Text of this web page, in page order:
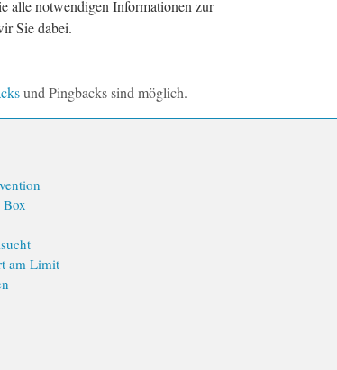
alle notwendigen Informationen zur
Sie dabei.
und Pingbacks sind möglich.
Box
am Limit